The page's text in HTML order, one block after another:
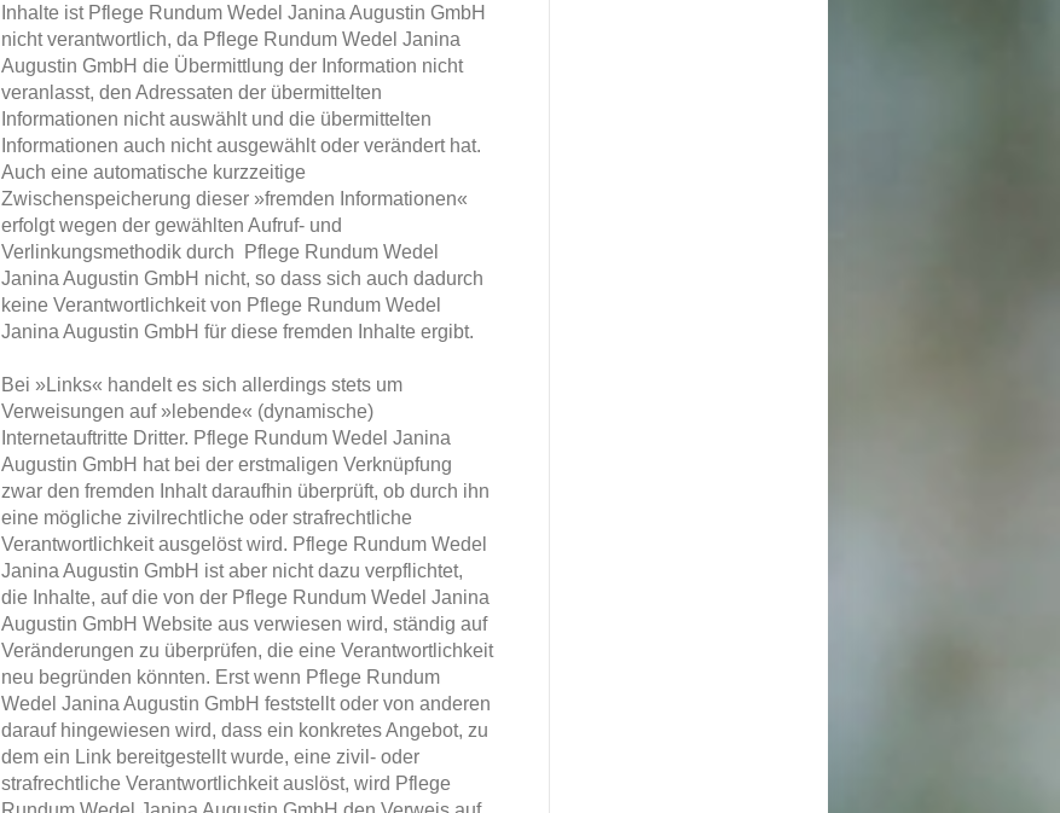
Inhalte ist Pflege Rundum Wedel Janina Augustin GmbH
nicht verantwortlich, da Pflege Rundum Wedel Janina
Augustin GmbH die Übermittlung der Information nicht
veranlasst, den Adressaten der übermittelten
Informationen nicht auswählt und die übermittelten
Informationen auch nicht ausgewählt oder verändert hat.
Auch eine automatische kurzzeitige
Zwischenspeicherung dieser »fremden Informationen«
erfolgt wegen der gewählten Aufruf- und
Verlinkungsmethodik durch Pflege Rundum Wedel
Janina Augustin GmbH nicht, so dass sich auch dadurch
keine Verantwortlichkeit von Pflege Rundum Wedel
Janina Augustin GmbH für diese fremden Inhalte ergibt.
Bei »Links« handelt es sich allerdings stets um
Verweisungen auf »lebende« (dynamische)
Internetauftritte Dritter. Pflege Rundum Wedel Janina
Augustin GmbH hat bei der erstmaligen Verknüpfung
zwar den fremden Inhalt daraufhin überprüft, ob durch ihn
eine mögliche zivilrechtliche oder strafrechtliche
Verantwortlichkeit ausgelöst wird. Pflege Rundum Wedel
Janina Augustin GmbH ist aber nicht dazu verpflichtet,
die Inhalte, auf die von der Pflege Rundum Wedel Janina
Augustin GmbH Website aus verwiesen wird, ständig auf
Veränderungen zu überprüfen, die eine Verantwortlichkeit
neu begründen könnten. Erst wenn Pflege Rundum
Wedel Janina Augustin GmbH feststellt oder von anderen
darauf hingewiesen wird, dass ein konkretes Angebot, zu
dem ein Link bereitgestellt wurde, eine zivil- oder
strafrechtliche Verantwortlichkeit auslöst, wird Pflege